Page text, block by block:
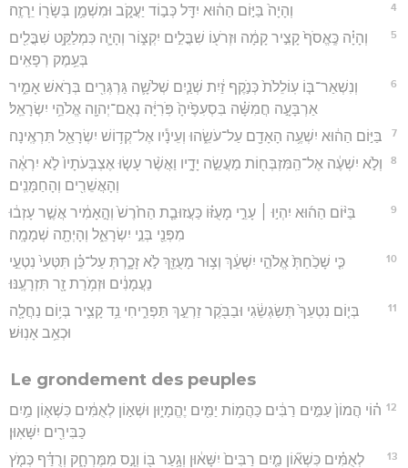
4 וְהָיָה֙ בַּיּ֣וֹם הַה֔וּא יִדַּ֖ל כְּב֣וֹד יַעֲקֹ֑ב וּמִשְׁמַ֥ן בְּשָׂר֖וֹ יֵרָזֶֽה׃
5
וְהָיָ֗ה כֶּֽאֱסֹף֙ קָצִ֣יר קָמָ֔ה וּזְרֹע֖וֹ שִׁבֳּלִ֣ים יִקְצ֑וֹר וְהָיָ֛ה כִּמְלַקֵּ֥ט שִׁבֳּלִ֖ים
בְּעֵ֥מֶק רְפָאִֽים׃
6
וְנִשְׁאַר־בּ֤וֹ עֽוֹלֵלֹת֙ כְּנֹ֣קֶף זַ֔יִת שְׁנַ֧יִם שְׁלֹשָׁ֛ה גַּרְגְּרִ֖ים בְּרֹ֣אשׁ אָמִ֑יר
אַרְבָּעָ֣ה חֲמִשָּׁ֗ה בִּסְעִפֶ֙יהָ֙ פֹּֽרִיָּ֔ה נְאֻם־יְהוָ֖ה אֱלֹהֵ֥י יִשְׂרָאֵֽל׃
7 בַּיּ֣וֹם הַה֔וּא יִשְׁעֶ֥ה הָאָדָ֖ם עַל־עֹשֵׂ֑הוּ וְעֵינָ֕יו אֶל־קְד֥וֹשׁ יִשְׂרָאֵ֖ל תִּרְאֶֽינָה׃
8
וְלֹ֣א יִשְׁעֶ֔ה אֶל־הַֽמִּזְבְּח֖וֹת מַעֲשֵׂ֣ה יָדָ֑יו וַאֲשֶׁ֨ר עָשׂ֤וּ אֶצְבְּעֹתָיו֙ לֹ֣א יִרְאֶ֔ה
וְהָאֲשֵׁרִ֖ים וְהָחַמָּנִֽים׃
9
בַּיּ֨וֹם הַה֜וּא יִהְי֣וּ ׀ עָרֵ֣י מָעֻזּ֗וֹ כַּעֲזוּבַ֤ת הַחֹ֙רֶשׁ֙ וְהָ֣אָמִ֔יר אֲשֶׁ֣ר עָזְב֔וּ
מִפְּנֵ֖י בְּנֵ֣י יִשְׂרָאֵ֑ל וְהָיְתָ֖ה שְׁמָמָֽה׃
10
כִּ֤י שָׁכַ֙חַתְּ֙ אֱלֹהֵ֣י יִשְׁעֵ֔ךְ וְצ֥וּר מָעֻזֵּ֖ךְ לֹ֣א זָכָ֑רְתְּ עַל־כֵּ֗ן תִּטְּעִי֙ נִטְעֵ֣י
נַעֲמָנִ֔ים וּזְמֹ֥רַת זָ֖ר תִּזְרָעֶֽנּוּ׃
11
בְּי֤וֹם נִטְעֵךְ֙ תְּשַׂגְשֵׂ֔גִי וּבַבֹּ֖קֶר זַרְעֵ֣ךְ תַּפְרִ֑יחִי נֵ֥ד קָצִ֛יר בְּי֥וֹם נַחֲלָ֖ה
וּכְאֵ֥ב אָנֽוּשׁ׃
Le grondement des peuples
12 ה֗וֹי הֲמוֹן֙ עַמִּ֣ים רַבִּ֔ים כַּהֲמ֥וֹת יַמִּ֖ים יֶהֱמָי֑וּן וּשְׁא֣וֹן לְאֻמִּ֔ים כִּשְׁא֛וֹן מַ֥יִם
כַּבִּירִ֖ים יִשָּׁאֽוּן׃
13
לְאֻמִּ֗ים כִּשְׁא֞וֹן מַ֤יִם רַבִּים֙ יִשָּׁא֔וּן וְגָ֥עַר בּ֖וֹ וְנָ֣ס מִמֶּרְחָ֑ק וְרֻדַּ֗ף כְּמֹ֤ץ